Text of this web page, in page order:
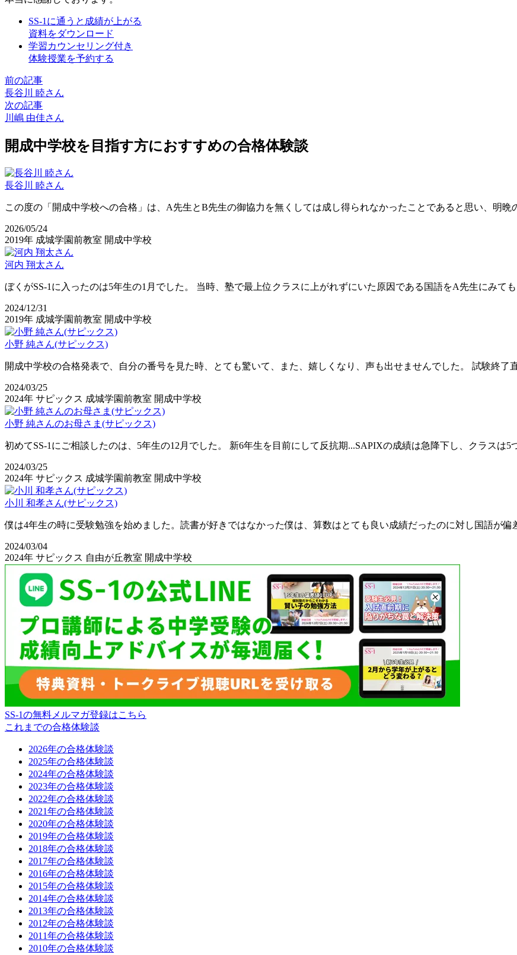
SS-1に通うと成績が上がる
資料をダウンロード
学習カウンセリング付き
体験授業を予約する
前の記事
長谷川 睦さん
次の記事
川嶋 由佳さん
開成中学校を目指す方におすすめの合格体験談
長谷川 睦さん
この度の「開成中学校への合格」は、A先生とB先生の御協力を無くしては成し得られなかったことであると思い、明
2026/05/24
2019年 成城学園前教室 開成中学校
河内 翔太さん
ぼくがSS-1に入ったのは5年生の1月でした。 当時、塾で最上位クラスに上がれずにいた原因である国語をA先生にみて
2024/12/31
2019年 成城学園前教室 開成中学校
小野 純さん(サピックス)
開成中学校の合格発表で、自分の番号を見た時、とても驚いて、また、嬉しくなり、声も出せませんでした。 試験終
2024/03/25
2024年 サピックス 成城学園前教室 開成中学校
小野 純さんのお母さま(サピックス)
初めてSS-1にご相談したのは、5年生の12月でした。 新6年生を目前にして反抗期...SAPIXの成績は急降下し、クラスは
2024/03/25
2024年 サピックス 成城学園前教室 開成中学校
小川 和孝さん(サピックス)
僕は4年生の時に受験勉強を始めました。読書が好きではなかった僕は、算数はとても良い成績だったのに対し国語が
2024/03/04
2024年 サピックス 自由が丘教室 開成中学校
SS-1の無料メルマガ登録はこちら
これまでの合格体験談
2026年の合格体験談
2025年の合格体験談
2024年の合格体験談
2023年の合格体験談
2022年の合格体験談
2021年の合格体験談
2020年の合格体験談
2019年の合格体験談
2018年の合格体験談
2017年の合格体験談
2016年の合格体験談
2015年の合格体験談
2014年の合格体験談
2013年の合格体験談
2012年の合格体験談
2011年の合格体験談
2010年の合格体験談